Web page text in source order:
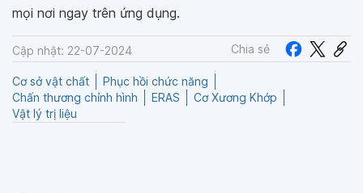
mọi nơi ngay trên ứng dụng.
Cập nhật: 22-07-2024 Chia sẻ
Cơ sở vật chất
Phục hồi chức năng
Chấn thương chỉnh hình
ERAS
Cơ Xương Khớp
Vật lý trị liệu